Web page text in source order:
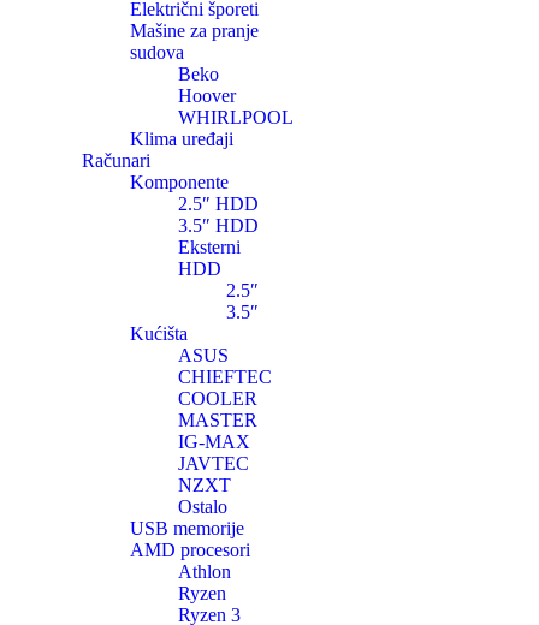
Električni šporeti
Mašine za pranje
sudova
Beko
Hoover
WHIRLPOOL
Klima uređaji
Računari
Komponente
2.5″ HDD
3.5″ HDD
Eksterni
HDD
2.5″
3.5″
Kućišta
ASUS
CHIEFTEC
COOLER
MASTER
IG-MAX
JAVTEC
NZXT
Ostalo
USB memorije
AMD procesori
Athlon
Ryzen
Ryzen 3